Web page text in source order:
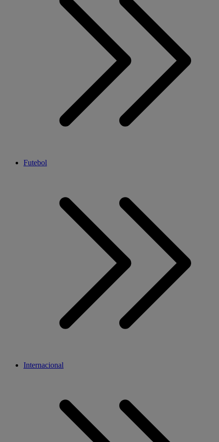
Futebol
Internacional